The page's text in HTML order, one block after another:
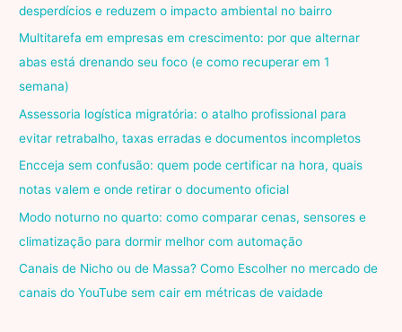
desperdícios e reduzem o impacto ambiental no bairro
Multitarefa em empresas em crescimento: por que alternar
abas está drenando seu foco (e como recuperar em 1
semana)
Assessoria logística migratória: o atalho profissional para
evitar retrabalho, taxas erradas e documentos incompletos
Encceja sem confusão: quem pode certificar na hora, quais
notas valem e onde retirar o documento oficial
Modo noturno no quarto: como comparar cenas, sensores e
climatização para dormir melhor com automação
Canais de Nicho ou de Massa? Como Escolher no mercado de
canais do YouTube sem cair em métricas de vaidade